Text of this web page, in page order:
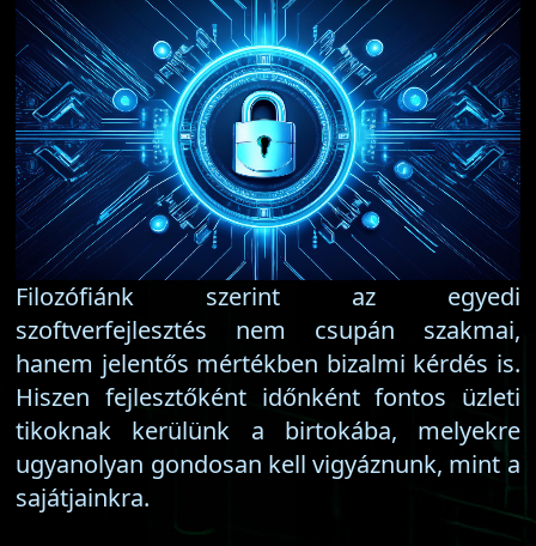
Filozófiánk szerint az egyedi
szoftverfejlesztés nem csupán szakmai,
hanem jelentős mértékben bizalmi kérdés is.
Hiszen fejlesztőként időnként fontos üzleti
tikoknak kerülünk a birtokába, melyekre
ugyanolyan gondosan kell vigyáznunk, mint a
sajátjainkra.